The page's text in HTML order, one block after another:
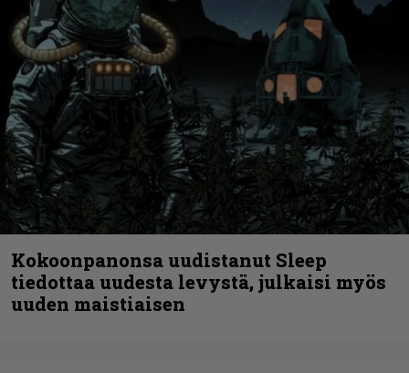
Kokoonpanonsa uudistanut Sleep
tiedottaa uudesta levystä, julkaisi myös
uuden maistiaisen